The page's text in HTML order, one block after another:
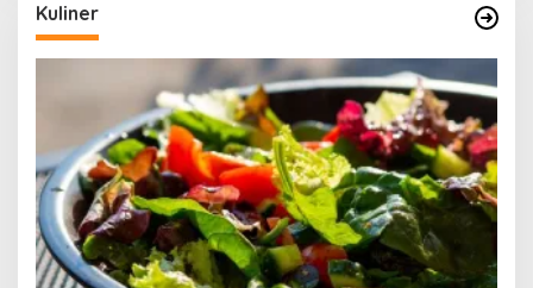
Kuliner